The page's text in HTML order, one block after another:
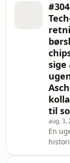
sige
til
aug. 3,
En